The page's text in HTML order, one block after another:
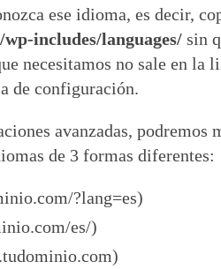
ese idioma, es decir,
/wp-includes/languages/ sin
necesitamos no sale en la
de configuración.
avanzadas, podremos
de 3 formas diferentes:
?lang=es)
es/)